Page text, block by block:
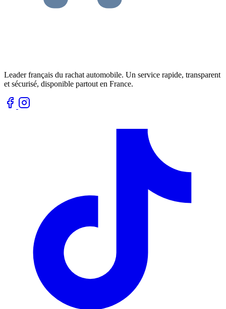
Leader français du rachat automobile. Un service rapide, transparent
et sécurisé, disponible partout en France.